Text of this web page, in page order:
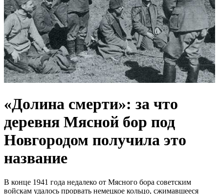
«Долина смерти»: за что
деревня Мясной бор под
Новгородом получила это
название
В конце 1941 года недалеко от Мясного бора советским
войскам удалось прорвать немецкое кольцо, сжимавшееся